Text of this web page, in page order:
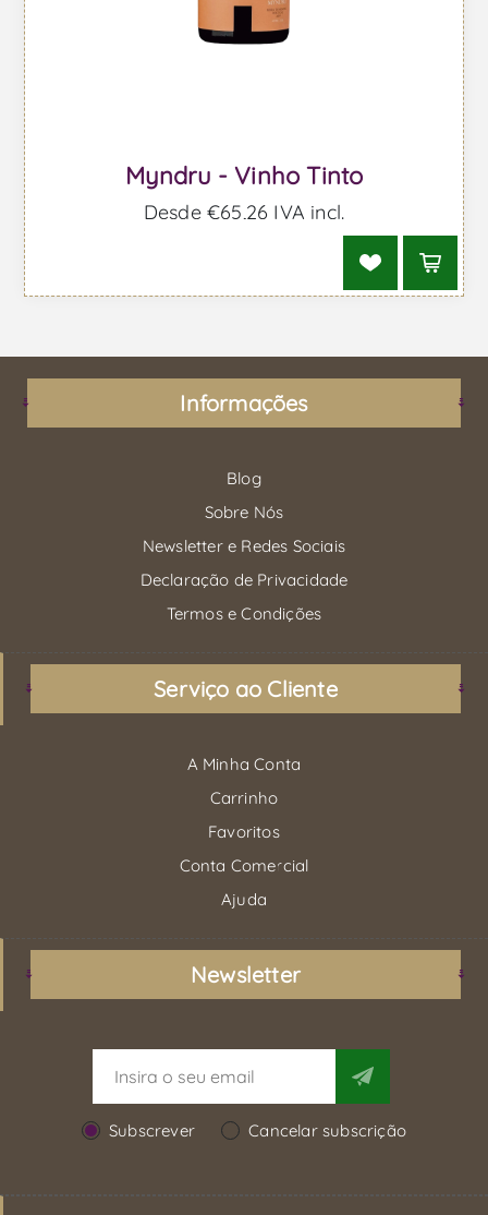
Myndru - Vinho Tinto
Desde €65,26 IVA incl.
Informações
Blog
Sobre Nós
Newsletter e Redes Sociais
Declaração de Privacidade
Termos e Condições
Serviço ao Cliente
A Minha Conta
Carrinho
Favoritos
Conta Comercial
Ajuda
Newsletter
Subscrever Cancelar subscrição